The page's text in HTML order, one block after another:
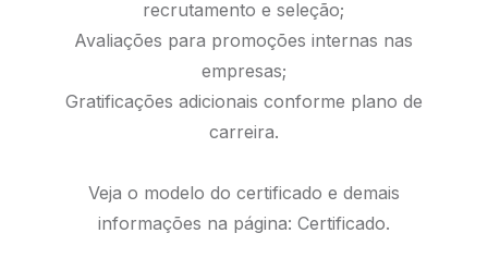
recrutamento e seleção;
Avaliações para promoções internas nas
empresas;
Gratificações adicionais conforme plano de
carreira.
Veja o modelo do certificado e demais
informações na página: Certificado.